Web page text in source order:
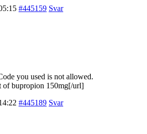
#445159 Svar
you used is not allowed.
of bupropion 150mg[/url]
#445189 Svar